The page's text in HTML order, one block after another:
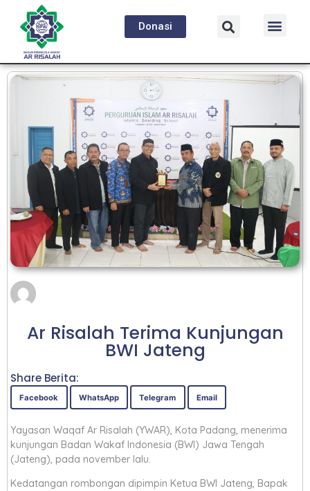
Donasi
Ar Risalah Terima Kunjungan
BWI Jateng
Share Berita:
Facebook WhatsApp Telegram Email
Yayasan Waqaf Ar Risalah (YWAR), Kota Padang, menerima
kunjungan Badan Wakaf Indonesia (BWI) Jawa Tengah
(Jateng), pada november lalu.
Kedatangan rombongan dipimpin Ketua BWI Jateng, Bapak